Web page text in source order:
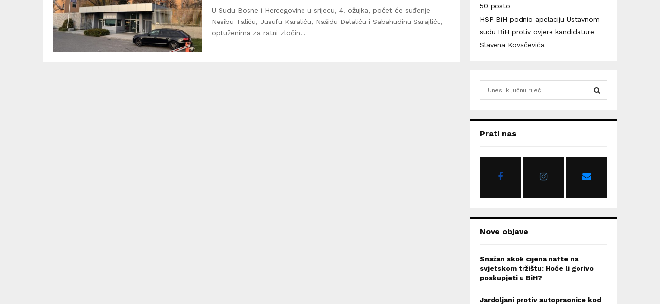
U Sudu Bosne i Hercegovine u srijedu, 4. ožujka, počet će suđenje
Nesibu Taliću, Jusufu Karaliću, Našidu Delaliću i Sabahudinu Sarajliću,
optuženima za ratni zločin...
50 posto
HSP BiH podnio apelaciju Ustavnom
sudu BiH protiv ovjere kandidature
Slavena Kovačevića
h
o
Prati nas
Nove objave
Snažan skok cijena nafte na
svjetskom tržištu: Hoće li gorivo
poskupjeti u BiH?
Jardoljani protiv autopraonice kod